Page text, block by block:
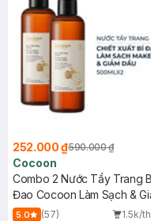
252.000 ₫590.000 ₫
Cocoon
Combo 2 Nước Tẩy Trang
Đao Cocoon Làm Sạch &
Dầu 500ml
5.0 (57)
1.5k/